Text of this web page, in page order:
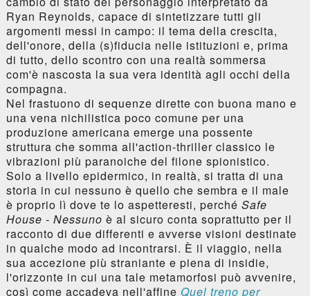
Ryan Reynolds, capace di sintetizzare tutti gli
argomenti messi in campo: il tema della crescita,
dell'onore, della (s)fiducia nelle istituzioni e, prima
di tutto, dello scontro con una realtà sommersa
com'è nascosta la sua vera identità agli occhi della
compagna.
Nel frastuono di sequenze dirette con buona mano e
una vena nichilistica poco comune per una
produzione americana emerge una possente
struttura che somma all'action-thriller classico le
vibrazioni più paranoiche del filone spionistico.
Solo a livello epidermico, in realtà, si tratta di una
storia in cui nessuno è quello che sembra e il male
è proprio lì dove te lo aspetteresti, perché Safe
House - Nessuno è al sicuro conta soprattutto per il
racconto di due differenti e avverse visioni destinate
in qualche modo ad incontrarsi. È il viaggio, nella
sua accezione più straniante e piena di insidie,
l'orizzonte in cui una tale metamorfosi può avvenire,
così come accadeva nell'affine Quel treno per